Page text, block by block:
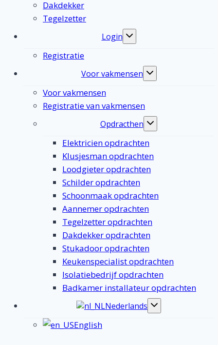
Dakdekker
Tegelzetter
Login
Toggle
Registratie
Voor vakmensen
Toggle
Voor vakmensen
Registratie van vakmensen
Opdracthen
Toggle
Elektricien opdrachten
Klusjesman opdrachten
Loodgieter opdrachten
Schilder opdrachten
Schoonmaak opdrachten
Aannemer opdrachten
Tegelzetter opdrachten
Dakdekker opdrachten
Stukadoor opdrachten
Keukenspecialist opdrachten
Isolatiebedrijf opdrachten
Badkamer installateur opdrachten
Nederlands
Toggle
English